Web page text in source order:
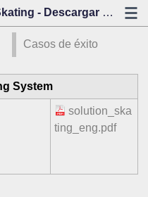
Sistema de Cronometraje de Skating - Descargar - Kazo Visión
Casos de éxito
System
solution_ska
ting_eng.pdf